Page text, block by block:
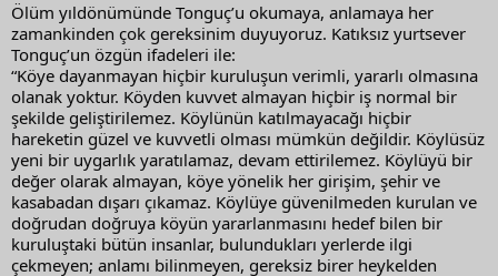
Ölüm yıldönümünde Tonguç’u okumaya, anlamaya her
zamankinden çok gereksinim duyuyoruz. Katıksız yurtsever
Tonguç’un özgün ifadeleri ile:
“Köye dayanmayan hiçbir kuruluşun verimli, yararlı olmasına
olanak yoktur. Köyden kuvvet almayan hiçbir iş normal bir
şekilde geliştirilemez. Köylünün katılmayacağı hiçbir
hareketin güzel ve kuvvetli olması mümkün değildir. Köylüsüz
yeni bir uygarlık yaratılamaz, devam ettirilemez. Köylüyü bir
değer olarak almayan, köye yönelik her girişim, şehir ve
kasabadan dışarı çıkamaz. Köylüye güvenilmeden kurulan ve
doğrudan doğruya köyün yararlanmasını hedef bilen bir
kuruluştaki bütün insanlar, bulundukları yerlerde ilgi
çekmeyen; anlamı bilinmeyen, gereksiz birer heykelden